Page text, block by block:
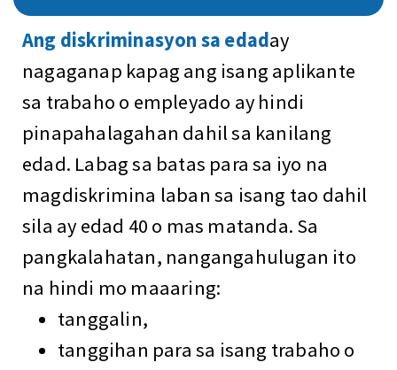
Ang diskriminasyon sa edaday
nagaganap kapag ang isang aplikante
sa trabaho o empleyado ay hindi
pinapahalagahan dahil sa kanilang
edad. Labag sa batas para sa iyo na
magdiskrimina laban sa isang tao dahil
sila ay edad 40 o mas matanda. Sa
pangkalahatan, nangangahulugan ito
na hindi mo maaaring:
tanggalin,
tanggihan para sa isang trabaho o